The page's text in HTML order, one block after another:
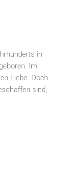
in
Im
Liebe. Doch
sind,